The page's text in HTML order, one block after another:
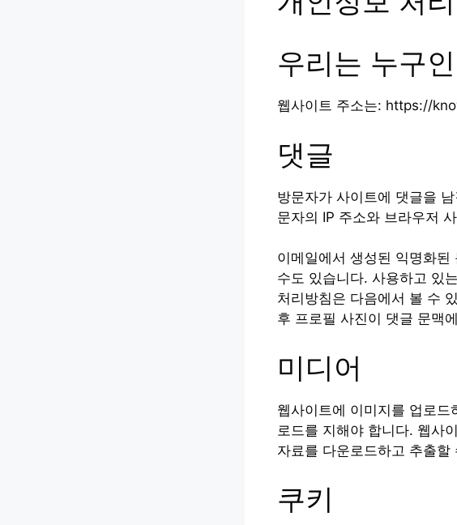
우리는 누구
웹사이트 주소는: https://
댓글
방문자가 사이트에 댓글을
문자의 IP 주소와 브라우저
이메일에서 생성된 익명화
수도 있습니다. 사용하고 있
처리방침은 다음에서 볼 수
후 프로필 사진이 댓글 문맥
미디어
웹사이트에 이미지를 업로드
로드를 지해야 합니다. 웹사
자료를 다운로드하고 추출할
쿠키